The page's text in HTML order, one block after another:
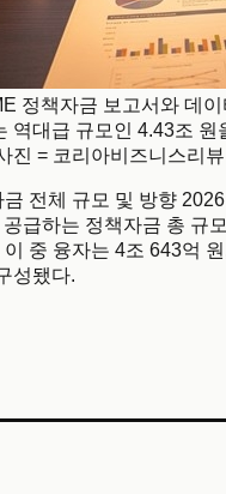
정책자금 보고서와 데
역대급 규모인 4.43조 원
진 = 코리아비즈니스리
전체 규모 및 방향
급하는 정책자금 총 규
중 융자는 4조 643억
성됐다.